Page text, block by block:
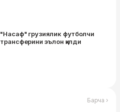
"Насаф" грузиялик футболчи
трансферини эълон қилди
Барча ›